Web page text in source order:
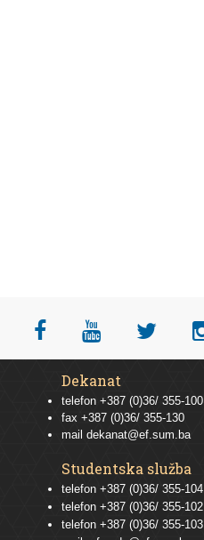
Dekanat
telefon +387 (0)36/ 355-100
fax +387 (0)36/ 355-130
mail dekanat@ef.sum.ba
Studentska služba
telefon +387 (0)36/ 355-104
telefon +387 (0)36/ 355-102
telefon +387 (0)36/ 355-103